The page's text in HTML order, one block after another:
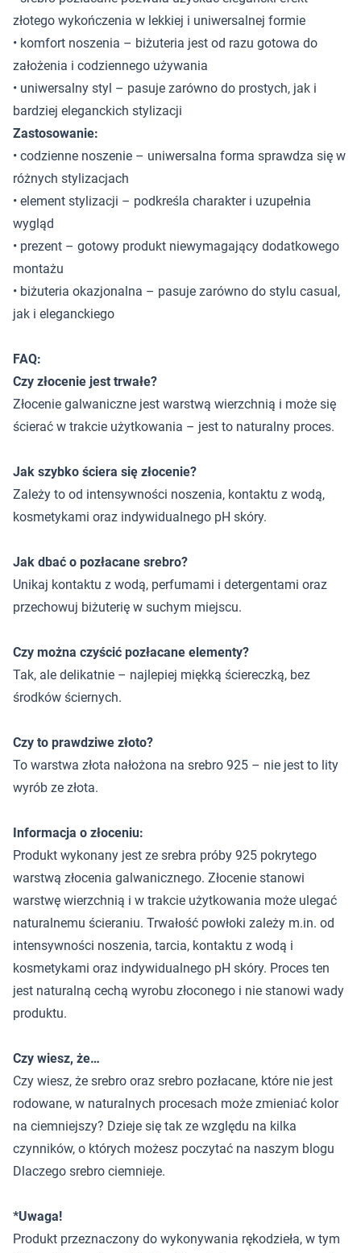
złotego wykończenia w lekkiej i uniwersalnej formie
• komfort noszenia – biżuteria jest od razu gotowa do
założenia i codziennego używania
• uniwersalny styl – pasuje zarówno do prostych, jak i
bardziej eleganckich stylizacji
Zastosowanie:
• codzienne noszenie – uniwersalna forma sprawdza się w
różnych stylizacjach
• element stylizacji – podkreśla charakter i uzupełnia
wygląd
• prezent – gotowy produkt niewymagający dodatkowego
montażu
• biżuteria okazjonalna – pasuje zarówno do stylu casual,
jak i eleganckiego
FAQ:
Czy złocenie jest trwałe?
Złocenie galwaniczne jest warstwą wierzchnią i może się
ścierać w trakcie użytkowania – jest to naturalny proces.
Jak szybko ściera się złocenie?
Zależy to od intensywności noszenia, kontaktu z wodą,
kosmetykami oraz indywidualnego pH skóry.
Jak dbać o pozłacane srebro?
Unikaj kontaktu z wodą, perfumami i detergentami oraz
przechowuj biżuterię w suchym miejscu.
Czy można czyścić pozłacane elementy?
Tak, ale delikatnie – najlepiej miękką ściereczką, bez
środków ściernych.
Czy to prawdziwe złoto?
To warstwa złota nałożona na srebro 925 – nie jest to lity
wyrób ze złota.
Informacja o złoceniu:
Produkt wykonany jest ze srebra próby 925 pokrytego
warstwą złocenia galwanicznego. Złocenie stanowi
warstwę wierzchnią i w trakcie użytkowania może ulegać
naturalnemu ścieraniu. Trwałość powłoki zależy m.in. od
intensywności noszenia, tarcia, kontaktu z wodą i
kosmetykami oraz indywidualnego pH skóry. Proces ten
jest naturalną cechą wyrobu złoconego i nie stanowi wady
produktu.
Czy wiesz, że…
Czy wiesz, że srebro oraz srebro pozłacane, które nie jest
rodowane, w naturalnych procesach może zmieniać kolor
na ciemniejszy? Dzieje się tak ze względu na kilka
czynników, o których możesz poczytać na naszym blogu
Dlaczego srebro ciemnieje.
*Uwaga!
Produkt przeznaczony do wykonywania rękodzieła, w tym